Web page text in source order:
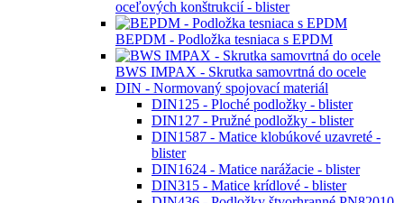
BTEXOC - Samovrtná skrutka typu tex
BTEXSF - Skrutka samorezná TEX fosfátovaná
plochá ZH (PH2) - blister
BWPO - Skrutka montážna s podložkovou
hlavou
BWSP - Skrutka samovrtná montážna s
podložkovou hlavou (s rozšíreným golierom)
Skrutka konfirmátová